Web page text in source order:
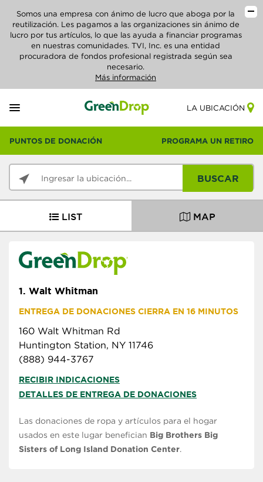
Somos una empresa con ánimo de lucro que aboga por la
reutilización. Les pagamos a las organizaciones sin ánimo de
lucro por tus artículos, lo que las ayuda a financiar programas
en nuestras comunidades. TVI, Inc. es una entidad
procuradora de fondos profesional registrada según sea
necesario.
Más información
LA UBICACIÓN
PUNTOS DE DONACIÓN PROGRAMA UN RETIRO
BUSCAR
LIST MAP
1. Walt Whitman
ENTREGA DE DONACIONES CIERRA EN 16 MINUTOS
160 Walt Whitman Rd
Huntington Station, NY 11746
(888) 944-3767
RECIBIR INDICACIONES
DETALLES DE ENTREGA DE DONACIONES
Las donaciones de ropa y artículos para el hogar
usados en este lugar benefician Big Brothers Big
Sisters of Long Island Donation Center.